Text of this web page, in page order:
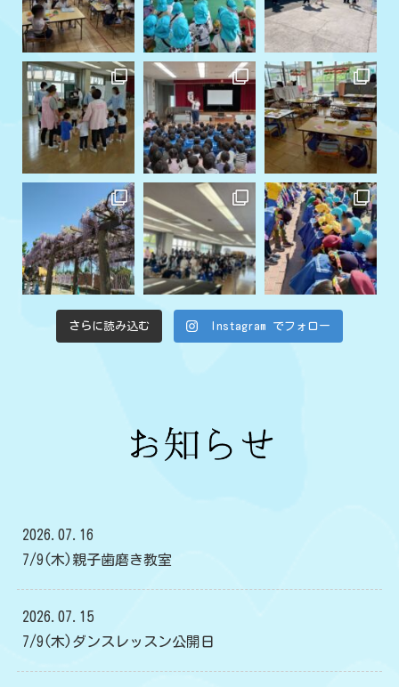
さらに読み込む Instagram でフォロー
2026.07.16
7/9(木)親子歯磨き教室
2026.07.15
7/9(木)ダンスレッスン公開日